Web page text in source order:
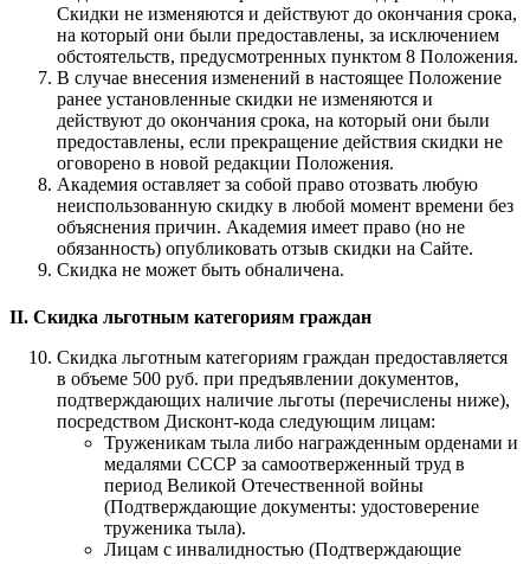
Скидки не изменяются и действуют до окончания срока,
на который они были предоставлены, за исключением
обстоятельств, предусмотренных пунктом 8 Положения.
В случае внесения изменений в настоящее Положение
ранее установленные скидки не изменяются и
действуют до окончания срока, на который они были
предоставлены, если прекращение действия скидки не
оговорено в новой редакции Положения.
Академия оставляет за собой право отозвать любую
неиспользованную скидку в любой момент времени без
объяснения причин. Академия имеет право (но не
обязанность) опубликовать отзыв скидки на Сайте.
Скидка не может быть обналичена.
II. Скидка льготным категориям граждан
Скидка льготным категориям граждан предоставляется
в объеме 500 руб. при предъявлении документов,
подтверждающих наличие льготы (перечислены ниже),
посредством Дисконт-кода следующим лицам:
Труженикам тыла либо награжденным орденами и
медалями СССР за самоотверженный труд в
период Великой Отечественной войны
(Подтверждающие документы: удостоверение
труженика тыла).
Лицам с инвалидностью (Подтверждающие